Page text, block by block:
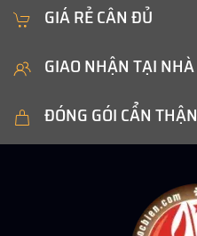
GIÁ RẺ CÂN ĐỦ
GIAO NHẬN TẠI NHÀ
ĐÓNG GÓI CẨN THẬN